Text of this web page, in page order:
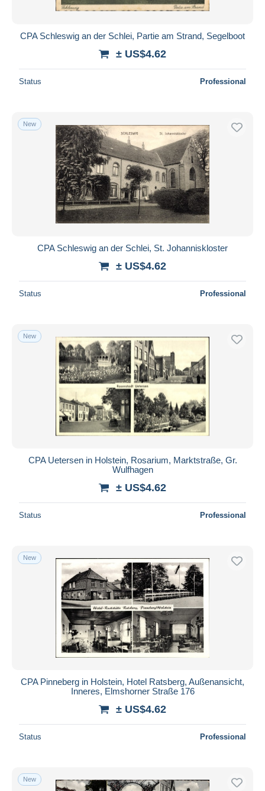
CPA Schleswig an der Schlei, Partie am Strand, Segelboot
± US$4.62
Status Professional
New
CPA Schleswig an der Schlei, St. Johanniskloster
± US$4.62
Status Professional
New
CPA Uetersen in Holstein, Rosarium, Marktstraße, Gr.
Wulfhagen
± US$4.62
Status Professional
New
CPA Pinneberg in Holstein, Hotel Ratsberg, Außenansicht,
Inneres, Elmshorner Straße 176
± US$4.62
Status Professional
New